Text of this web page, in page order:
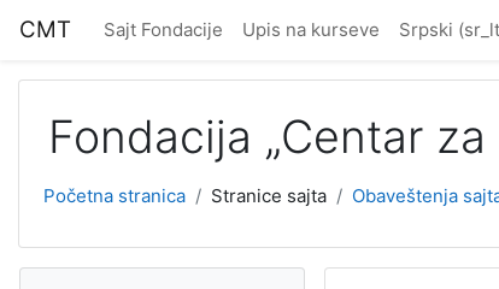
CMT Sajt Fondacije Upis na kurseve Srpski
Fondacija „Centar
Početna stranica Stranice sajta Obaveštenja